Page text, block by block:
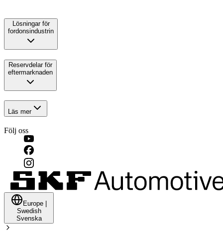
Lösningar för
fordonsindustrin
Reservdelar för
eftermarknaden
Läs mer
Följ oss
Europe
Swedish
Svenska